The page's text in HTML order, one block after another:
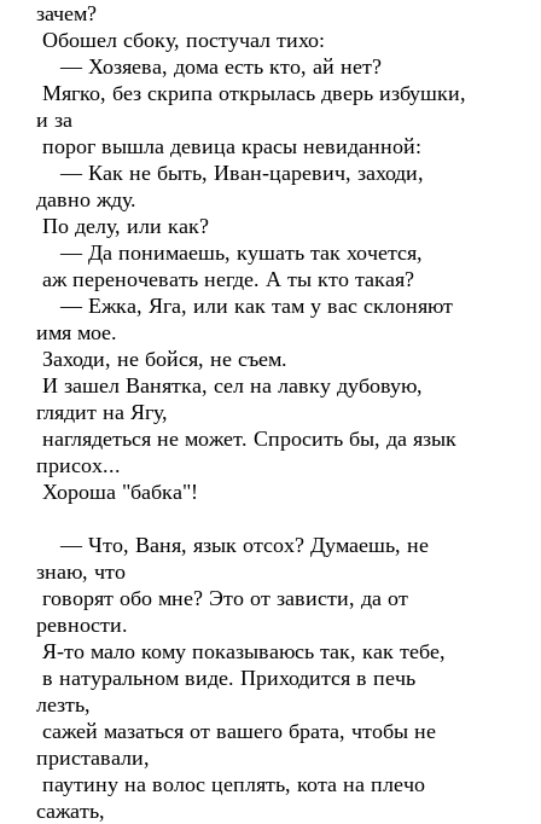
зачем?
Обошел сбоку, постучал тихо:
— Хозяева, дома есть кто, ай нет?
Мягко, без скрипа открылась дверь избушки,
и за
порог вышла девица красы невиданной:
— Как не быть, Иван-царевич, заходи,
давно жду.
По делу, или как?
— Да понимаешь, кушать так хочется,
аж переночевать негде. А ты кто такая?
— Ежка, Яга, или как там у вас склоняют
имя мое.
Заходи, не бойся, не съем.
И зашел Ванятка, сел на лавку дубовую,
глядит на Ягу,
наглядеться не может. Спросить бы, да язык
присох...
Хороша "бабка"!
— Что, Ваня, язык отсох? Думаешь, не
знаю, что
говорят обо мне? Это от зависти, да от
ревности.
Я-то мало кому показываюсь так, как тебе,
в натуральном виде. Приходится в печь
лезть,
сажей мазаться от вашего брата, чтобы не
приставали,
паутину на волос цеплять, кота на плечо
сажать,